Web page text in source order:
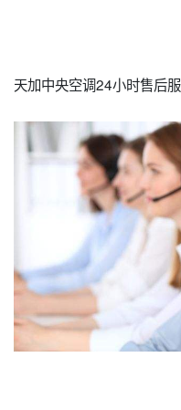
天加中央空调24小时售后